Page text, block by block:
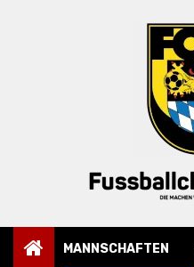
MANNSCHAFTEN